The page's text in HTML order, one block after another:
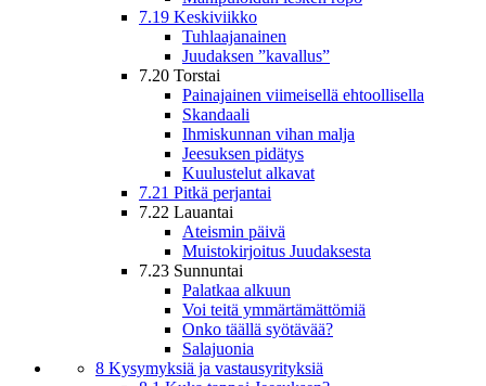
7.19 Keskiviikko
Tuhlaajanainen
Juudaksen ”kavallus”
7.20 Torstai
Painajainen viimeisellä ehtoollisella
Skandaali
Ihmiskunnan vihan malja
Jeesuksen pidätys
Kuulustelut alkavat
7.21 Pitkä perjantai
7.22 Lauantai
Ateismin päivä
Muistokirjoitus Juudaksesta
7.23 Sunnuntai
Palatkaa alkuun
Voi teitä ymmärtämättömiä
Onko täällä syötävää?
Salajuonia
8 Kysymyksiä ja vastausyrityksiä